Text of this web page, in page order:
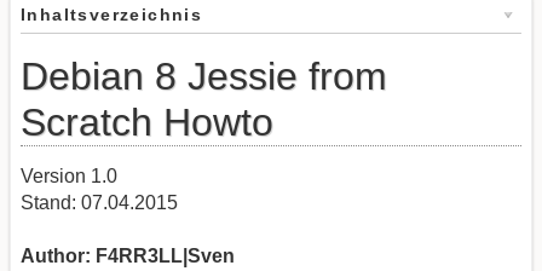
Inhaltsverzeichnis
Debian 8 Jessie from
Scratch Howto
Version 1.0
Stand: 07.04.2015
Author: F4RR3LL|Sven